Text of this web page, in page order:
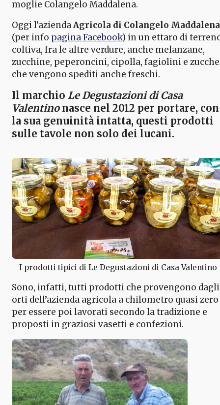
moglie Colangelo Maddalena.
Oggi l'aziendaAgricola di Colangelo Maddalena
(per info pagina Facebook) in un ettaro di
coltiva, fra le altre verdure, anche melanzane,
zucchine, peperoncini, cipolla, fagiolini e zucche
che vengono spediti anche freschi.
Il marchio Le Degustazioni di Casa
Valentinonasce nel 2012 per portare, con
la sua genuinità intatta, questi prodotti
sulle tavole non solo dei lucani.
I prodotti tipici di Le Degustazioni di Casa Valentino
Sono, infatti, tutti prodotti che provengono dagli
orti dell’azienda agricola a chilometro quasi zero
per essere poi lavorati secondo la tradizione e
proposti in graziosi vasetti e confezioni.